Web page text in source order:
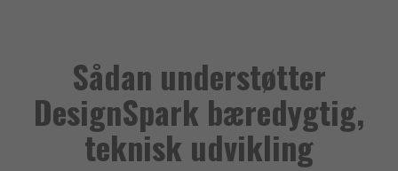
Sådan understøtter
DesignSpark bæredygtig,
teknisk udvikling